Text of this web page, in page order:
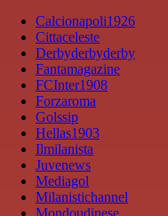
Calcionapoli1926
Cittaceleste
Derbyderbyderby
Fantamagazine
FCInter1908
Forzaroma
Golssip
Hellas1903
Ilmilanista
Juvenews
Mediagol
Milanistichannel